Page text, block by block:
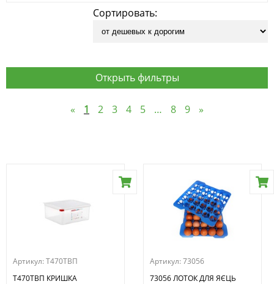
Сортировать:
Открыть фильтры
« 1 2 3 4 5 … 8 9 »
Артикул: T470TВП
T470TВП КРИШКА
Артикул: 73056
73056 ЛОТОК ДЛЯ ЯЄЦЬ